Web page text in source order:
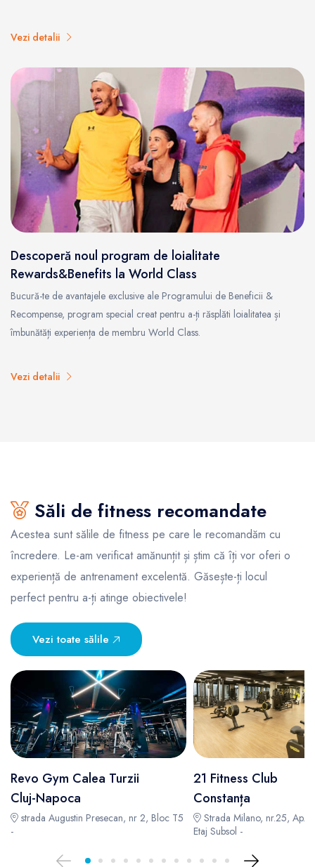
Vezi detalii
Descoperă noul program de loialitate
Rewards&Benefits la World Class
Bucură-te de avantajele exclusive ale Programului de Beneficii &
Recompense, program special creat pentru a-ți răsplăti loialitatea și
îmbunătăți experiența de membru World Class.
Vezi detalii
Săli de fitness recomandate
Acestea sunt sălile de fitness pe care le recomandăm cu
încredere. Le-am verificat amănunțit și știm că îți vor oferi o
experiență de antrenament excelentă. Găsește-ți locul
perfect pentru a-ți atinge obiectivele!
Vezi toate sălile
Revo Gym Calea Turzii
Cluj-Napoca
strada Augustin Presecan, nr 2, Bloc T5
-
21 Fitness Club
Constanța
Strada Milano, nr.25, Ap.
Etaj Subsol -